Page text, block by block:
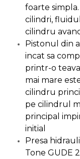
Pat Mobil Auto
Cric Hidraulic
Set / trusa
Chei Tubulare
Multimetru
Bara Tractare
(combustibil)
Presa
Set Pentru Demontat Piulite
& Suruburi
foarte
cilindri,
cilindru
Pistonul din
incat sa
printr-o
mai mare
cilindru
pe cilindrul
principal
initial
Presa
Tone GUDE